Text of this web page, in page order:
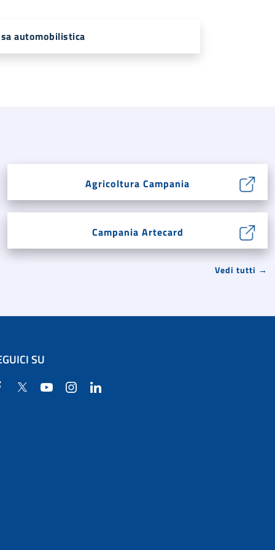
automobilistica
Agricoltura Campania
Campania Artecard
Vedi tutti →
SU
Facebook
Twitter YouTube Instagram